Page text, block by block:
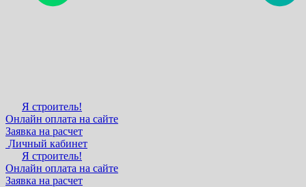
Я строитель!
Онлайн оплата на сайте
Заявка на расчет
Личный кабинет
Я строитель!
Онлайн оплата на сайте
Заявка на расчет